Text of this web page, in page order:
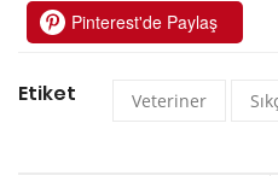
Pinterest'de Paylaş
Etiket Veteriner